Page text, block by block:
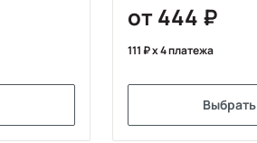
от 444
111 x 4 платежа
Выбрать